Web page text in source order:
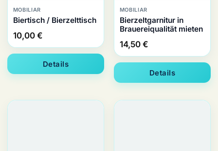
MOBILIAR
Biertisch / Bierzelttisch
10,00 €
Details
MOBILIAR
Bierzeltgarnitur in
Brauereiqualität mieten
14,50 €
Details